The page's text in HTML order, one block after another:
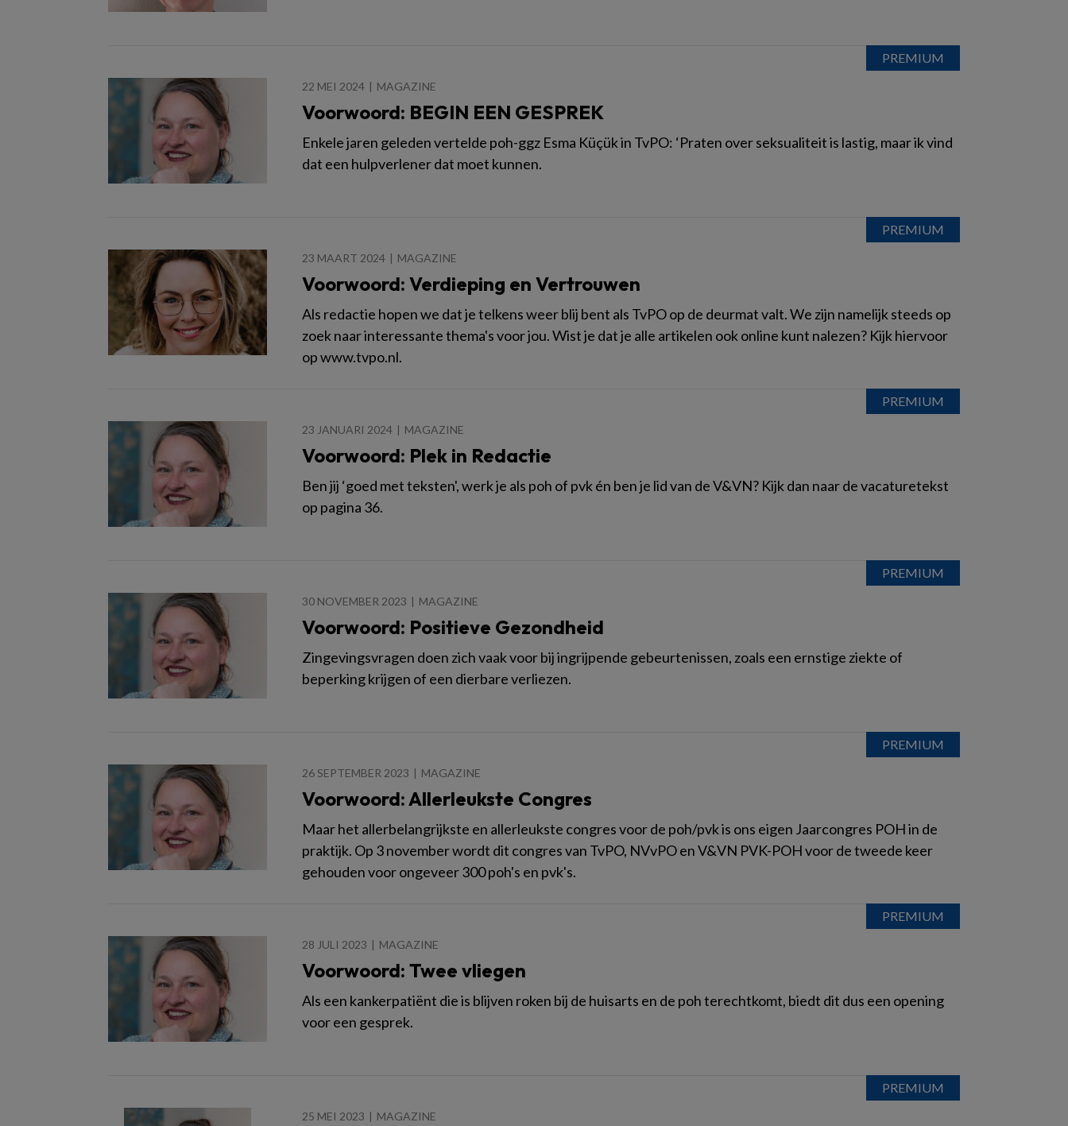
22 MEI 2024 MAGAZINE
Voorwoord: BEGIN EEN GESPREK
Enkele jaren geleden vertelde poh-ggz Esma Küçük in TvPO: ‘Praten over seksualiteit is lastig, maar ik vind
dat een hulpverlener dat moet kunnen.
23 MAART 2024 MAGAZINE
Voorwoord: Verdieping en Vertrouwen
Als redactie hopen we dat je telkens weer blij bent als TvPO op de deurmat valt. We zijn namelijk steeds op
zoek naar interessante thema's voor jou. Wist je dat je alle artikelen ook online kunt nalezen? Kijk hiervoor
op www.​tvpo.​nl.
23 JANUARI 2024 MAGAZINE
Voorwoord: Plek in Redactie
Ben jij ‘goed met teksten', werk je als poh of pvk én ben je lid van de V&VN? Kijk dan naar de vacaturetekst
op pagina 36.
30 NOVEMBER 2023 MAGAZINE
Voorwoord: Positieve Gezondheid
Zingevingsvragen doen zich vaak voor bij ingrijpende gebeurtenissen, zoals een ernstige ziekte of
beperking krijgen of een dierbare verliezen.
26 SEPTEMBER 2023 MAGAZINE
Voorwoord: Allerleukste Congres
Maar het allerbelangrijkste en allerleukste congres voor de poh/pvk is ons eigen Jaarcongres POH in de
praktijk. Op 3 november wordt dit congres van TvPO, NVvPO en V&VN PVK-POH voor de tweede keer
gehouden voor ongeveer 300 poh's en pvk's.
28 JULI 2023 MAGAZINE
Voorwoord: Twee vliegen
Als een kankerpatiënt die is blijven roken bij de huisarts en de poh terechtkomt, biedt dit dus een opening
voor een gesprek.
25 MEI 2023 MAGAZINE